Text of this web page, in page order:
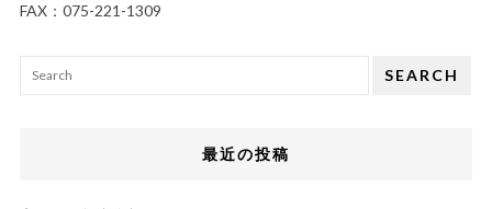
FAX：075-221-1309
SEARCH
最近の投稿